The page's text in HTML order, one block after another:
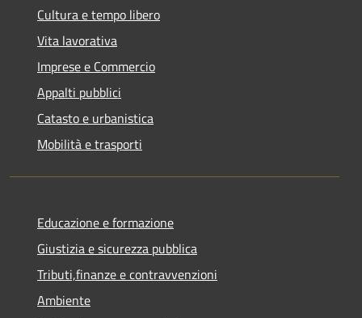
Cultura e tempo libero
Vita lavorativa
Imprese e Commercio
Appalti pubblici
Catasto e urbanistica
Mobilità e trasporti
Educazione e formazione
Giustizia e sicurezza pubblica
Tributi,finanze e contravvenzioni
Ambiente